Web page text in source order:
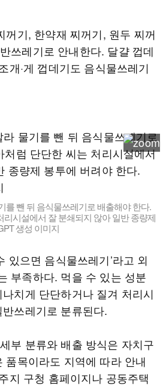
꺼기, 한약재 찌꺼기, 원두 찌꺼
쓰레기로 안내한다. 달걀 껍데
개·게 껍데기도 음식물쓰레기
를 뺀 뒤 음식물쓰레기로 배출해야 한다.
시설에서 잘 분쇄되지 않아 일반 종량제
생성 이미지
있으면 음식물쓰레기’라고 외
부족하다. 먹을 수 있는 성분
치게 단단하거나 질겨 처리시
쓰레기로 분류된다.
부 분류와 배출 방식은 자치구
품목이라도 지역에 따라 안내
지 구청 홈페이지나 공동주택